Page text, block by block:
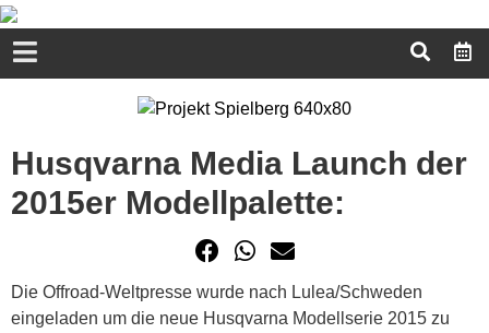
Husqvarna Media Launch der
2015er Modellpalette:
Die Offroad-Weltpresse wurde nach Lulea/Schweden
eingeladen um die neue Husqvarna Modellserie 2015 zu